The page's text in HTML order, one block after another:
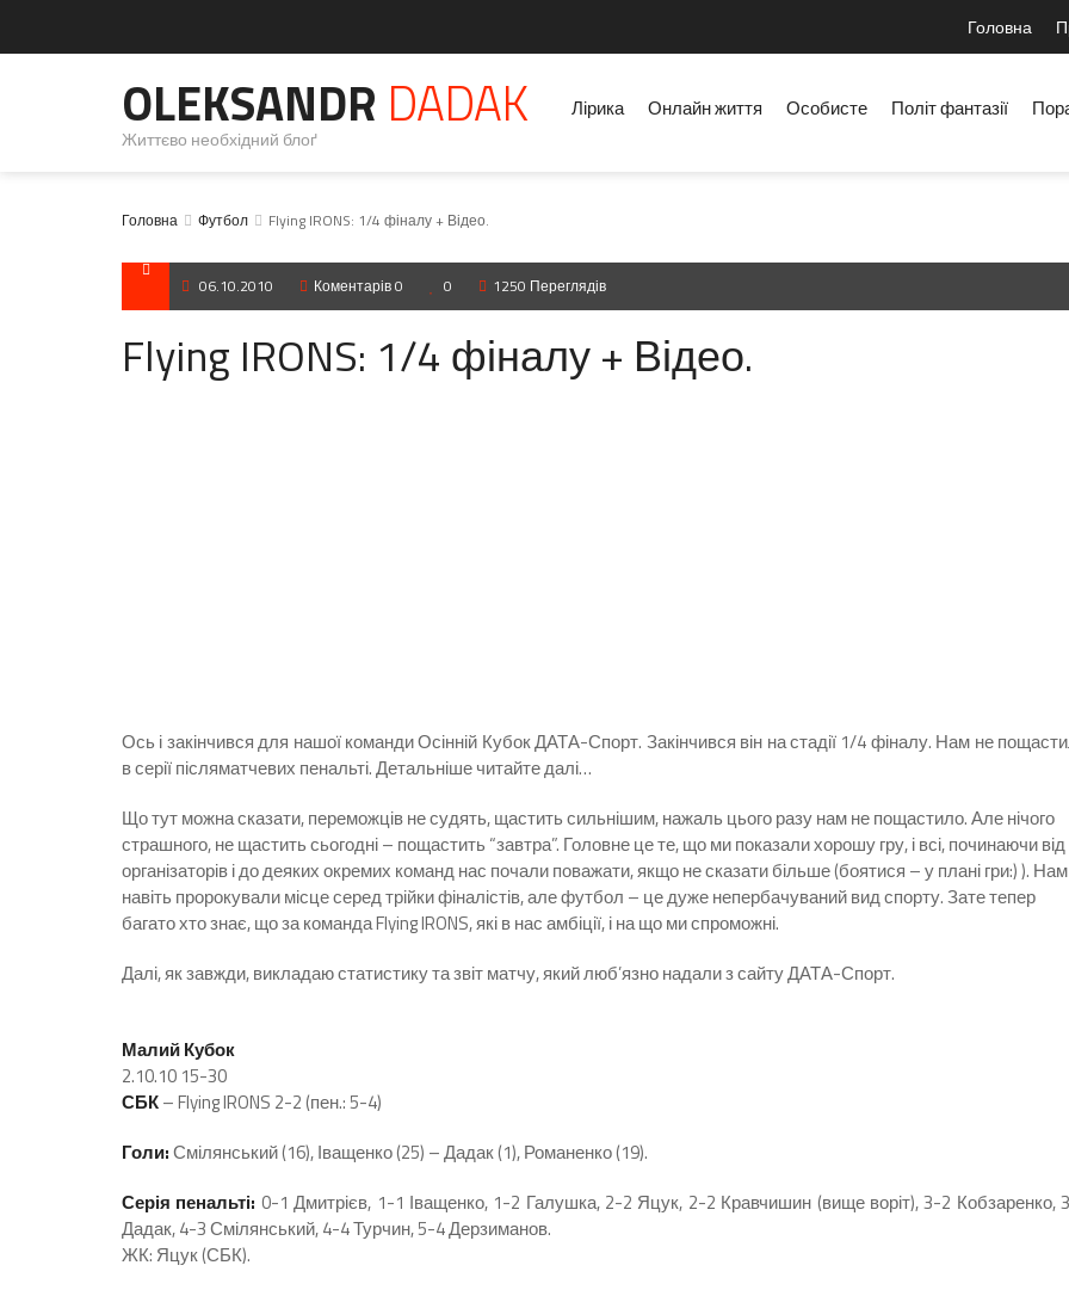
Головна
OLEKSANDR DADAK
Життєво необхідний блоґ
Лірика Онлайн життя Особисте Політ фантазії
Головна Футбол Flying IRONS: 1/4 фіналу + Відео.
06.10.2010 Коментарів 0 0 1250 Переглядів
Flying IRONS: 1/4 фіналу + Відео.
Ось і закінчився для нашої команди Осінній Кубок ДАТА-Спорт. Закінчився він на стадії 1/4 фіналу. Нам не
в серії післяматчевих пенальті. Детальніше читайте далі…
Що тут можна сказати, переможців не судять, щастить сильнішим, нажаль цього разу нам не пощастило. Але нічого
страшного, не щастить сьогодні – пощастить “завтра”. Головне це те, що ми показали хорошу гру, і всі, починаючи від
організаторів і до деяких окремих команд нас почали поважати, якщо не сказати більше (боятися – у плані гри:) ). Нам
навіть пророкували місце серед трійки фіналістів, але футбол – це дуже непербачуваний вид спорту. Зате тепер
багато хто знає, що за команда Flying IRONS, які в нас амбіції, і на що ми спроможні.
Далі, як завжди, викладаю статистику та звіт матчу, який люб’язно надали з сайту ДАТА-Спорт.
Малий Кубок
2.10.10 15-30
СБК– Flying IRONS 2-2 (пен.: 5-4)
Голи:Смілянський (16), Іващенко (25) – Дадак (1), Романенко (19).
Серія пенальті: 0-1 Дмитрієв, 1-1 Іващенко, 1-2 Галушка, 2-2 Яцук, 2-2 Кравчишин (вище воріт), 3-2 Кобзаренко,
Дадак, 4-3 Смілянський, 4-4 Турчин, 5-4 Дерзиманов.
ЖК: Яцук (СБК).